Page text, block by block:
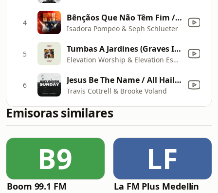
4 Bênçãos Que Não Têm Fim / Counting My Blessings (Ao Vivo)
Isadora Pompeo & Seph Schlueter
5 Tumbas A Jardines (Graves Into Gardens) [feat. Brandon Lake]
Elevation Worship & Elevation Español
6 Jesus Be The Name / All Hail The Power Of Jesus Name
Travis Cottrell & Brooke Voland
Emisoras similares
B9
Boom 99.1 FM
LF
La FM Plus Medellín